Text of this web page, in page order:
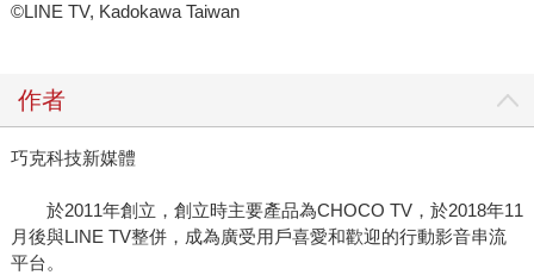
©LINE TV, Kadokawa Taiwan
作者
巧克科技新媒體
於2011年創立，創立時主要產品為CHOCO TV，於2018年11
月後與LINE TV整併，成為廣受用戶喜愛和歡迎的行動影音串流
平台。